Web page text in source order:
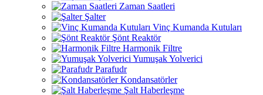
Zaman Saatleri
Şalter
Vinç Kumanda Kutuları
Şönt Reaktör
Harmonik Filtre
Yumuşak Yolverici
Parafudr
Kondansatörler
Şalt Haberleşme